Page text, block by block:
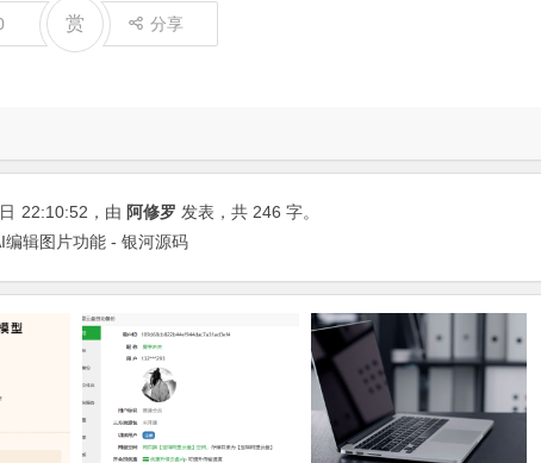
赏 分享
22:10:52 ，由 阿修罗 发表，共 246 字。
辑图片功能 - 银河源码